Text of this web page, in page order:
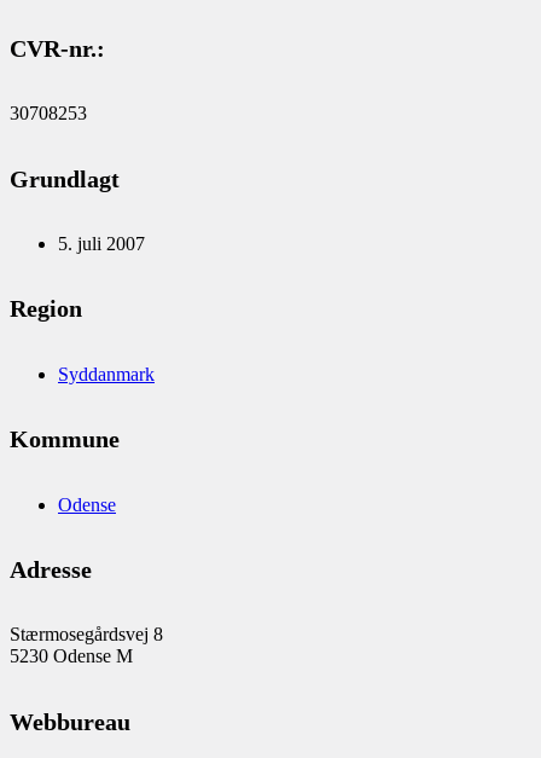
CVR-nr.:
30708253
Grundlagt
5. juli 2007
Region
Syddanmark
Kommune
Odense
Adresse
Stærmosegårdsvej 8
5230 Odense M
Webbureau